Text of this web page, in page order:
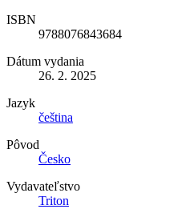
ISBN
9788076843684
Dátum vydania
26. 2. 2025
Jazyk
čeština
Pôvod
Česko
Vydavateľstvo
Triton